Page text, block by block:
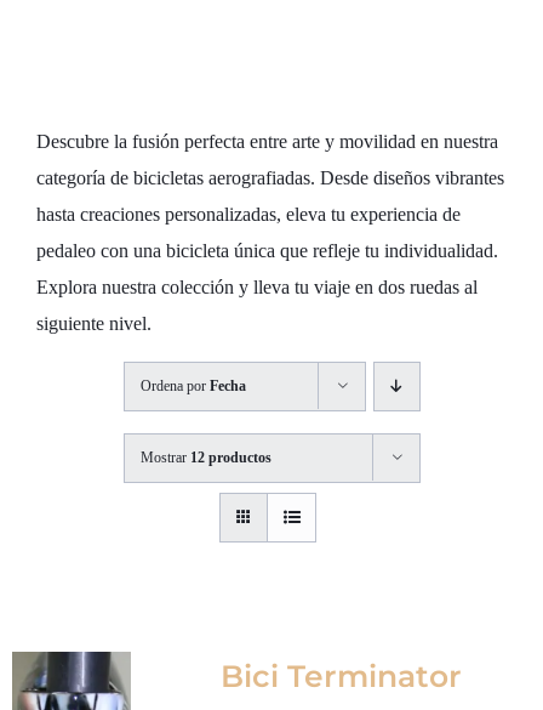
Descubre la fusión perfecta entre arte y movilidad en nuestra
categoría de bicicletas aerografiadas. Desde diseños vibrantes
hasta creaciones personalizadas, eleva tu experiencia de
pedaleo con una bicicleta única que refleje tu individualidad.
Explora nuestra colección y lleva tu viaje en dos ruedas al
siguiente nivel.
Ordena por Fecha
Mostrar 12 productos
Bici Terminator